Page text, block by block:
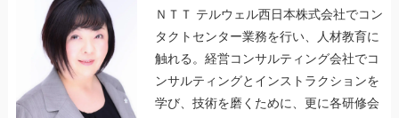
ＮＴＴ テルウェル西日本株式会社でコン
タクトセンター業務を行い、人材教育に
触れる。経営コンサルティング会社でコ
ンサルティングとインストラクションを
学び、技術を磨くために、更に各研修会